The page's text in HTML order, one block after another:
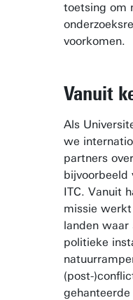
toetsing om
voorkomen.
Vanuit
Als
we
partners
bijvoorbeeld
ITC. Vanuit
missie
landen waar
politieke
(post-